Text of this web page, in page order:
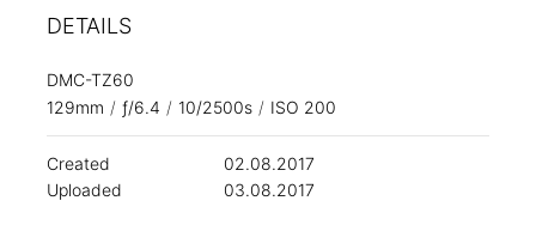
DETAILS
DMC-TZ60
129mm / ƒ/6.4 / 10/2500s / ISO 200
Created
02.08.2017
Uploaded
03.08.2017